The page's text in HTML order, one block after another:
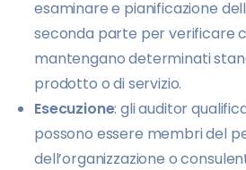
esaminare e pianificazione
seconda parte per verificare
mantengano determinati
prodotto o di servizio.
Esecuzione: gli auditor
possono essere membri del
dell’organizzazione o